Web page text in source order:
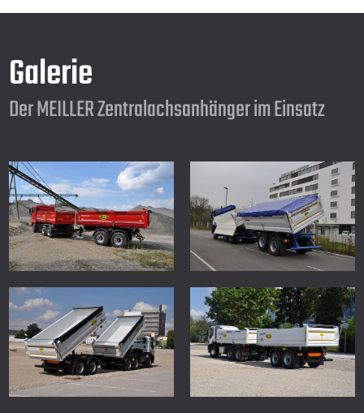
Galerie
Der MEILLER Zentralachsanhänger im Einsatz